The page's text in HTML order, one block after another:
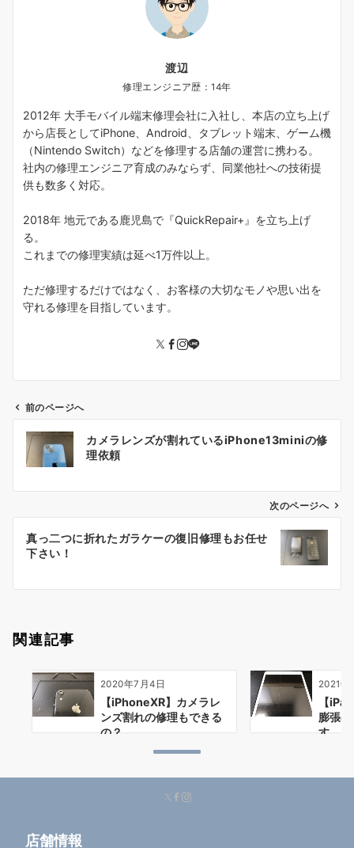
渡辺
修理エンジニア歴：14年
2012年 大手モバイル端末修理会社に入社し、本店の立ち上げ
から店長としてiPhone、Android、タブレット端末、ゲーム機
（Nintendo Switch）などを修理する店舗の運営に携わる。
社内の修理エンジニア育成のみならず、同業他社への技術提
供も数多く対応。
2018年 地元である鹿児島で『QuickRepair+』を立ち上げ
る。
これまでの修理実績は延べ1万件以上。
ただ修理するだけではなく、お客様の大切なモノや思い出を
守れる修理を目指しています。
ン
前のページへ
カメラレンズが割れているiPhone13miniの修
理依頼
次のページへ
真っ二つに折れたガラケーの復旧修理もお任せ
下さい！
関連記事
2020年7月4日
【iPhoneXR】カメラレ
ンズ割れの修理もできる
の？
2021年
【
膨張
す
店舗情報